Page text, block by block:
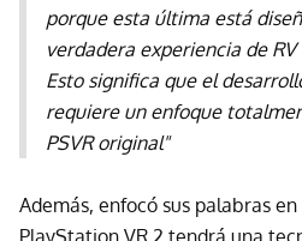
porque esta última está
verdadera experiencia de
Esto significa que el
requiere un enfoque
PSVR original"
Además, enfocó sus palabras
PlayStation VR 2 tendrá una